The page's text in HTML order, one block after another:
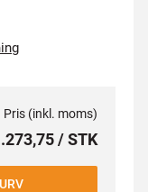
Pris (inkl. moms)
/ STK